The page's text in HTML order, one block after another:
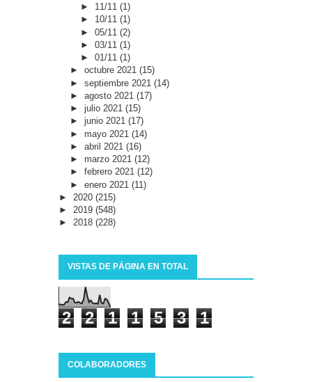
► 11/11(1)
► 10/11(1)
►05/11(2)
►03/11(1)
►01/11(1)
► octubre 2021 (15)
► septiembre 2021 (14)
► agosto 2021 (17)
► julio 2021 (15)
► junio 2021 (17)
► mayo 2021 (14)
► abril 2021 (16)
► marzo 2021 (12)
► febrero 2021 (12)
► enero 2021 (11)
► 2020 (215)
► 2019 (548)
► 2018 (228)
VISTAS DE PÁGINA EN TOTAL
2 2 1 1 5 3 1
COLABORADORES